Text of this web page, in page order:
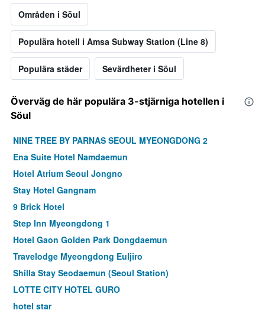
Områden i Söul
Populära hotell i Amsa Subway Station (Line 8)
Populära städer Sevärdheter i Söul
Överväg de här populära 3-stjärniga hotellen i
Söul
NINE TREE BY PARNAS SEOUL MYEONGDONG 2
Ena Suite Hotel Namdaemun
Hotel Atrium Seoul Jongno
Stay Hotel Gangnam
9 Brick Hotel
Step Inn Myeongdong 1
Hotel Gaon Golden Park Dongdaemun
Travelodge Myeongdong Euljiro
Shilla Stay Seodaemun (Seoul Station)
LOTTE CITY HOTEL GURO
hotel star